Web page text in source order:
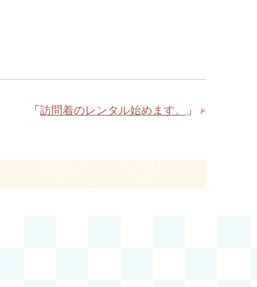
「 訪問着のレンタル始めます。 」